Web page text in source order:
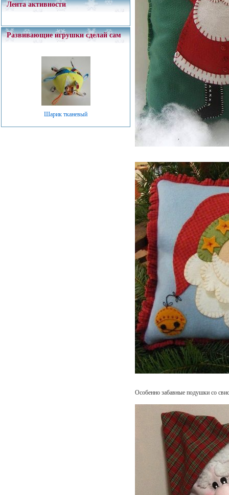
Лента активности
Развивающие игрушки сделай сам
Шарик тканевый
Особенно забавные подушки со